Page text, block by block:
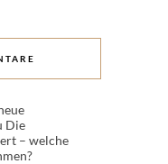
Die
– welche